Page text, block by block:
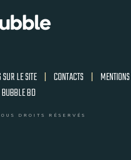
LE SITE | CONTACTS | MENTIONS
BUBBLE BD
DROITS RÉSERVÉS